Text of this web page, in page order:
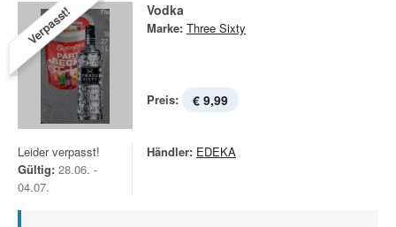
Verpasst! Vodka
Marke: Three Sixty
Preis: € 9,99
Leider verpasst!
Gültig: 28.06. -
04.07.
Händler: EDEKA